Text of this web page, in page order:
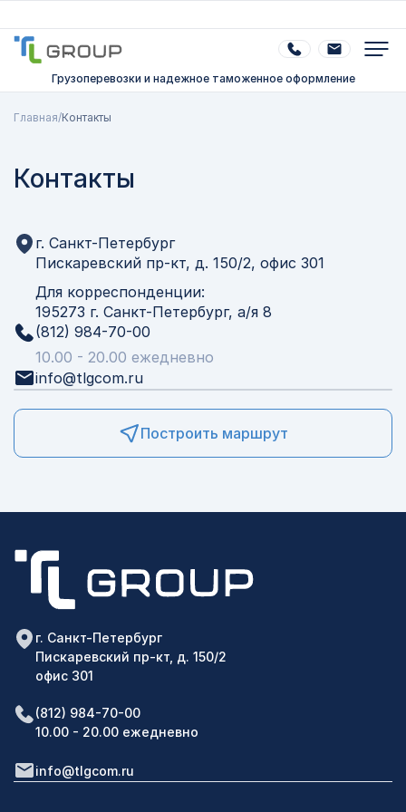
Грузоперевозки и надежное таможенное оформление
Главная/Контакты
Контакты
г. Санкт-Петербург
Пискаревский пр-кт, д. 150/2, офис 301
Для корреспонденции:
195273 г. Санкт-Петербург, а/я 8
(812) 984-70-00
10.00 - 20.00 ежедневно
info@tlgcom.ru
Построить маршрут
г. Санкт-Петербург
Пискаревский пр-кт, д. 150/2
офис 301
(812) 984-70-00
10.00 - 20.00 ежедневно
info@tlgcom.ru